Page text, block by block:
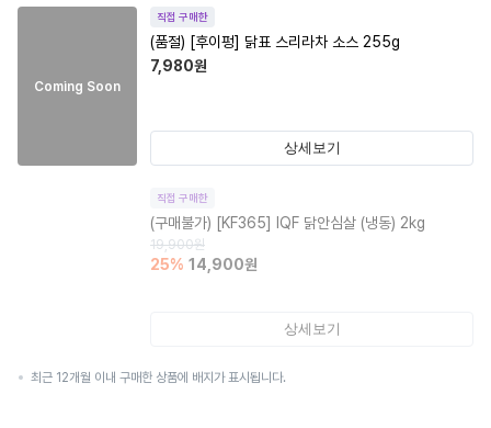
Coming Soon
직접 구매한
(품절) [후이펑] 닭표 스리라차 소스 255g
7,980원
상세보기
직접 구매한
(구매불가) [KF365] IQF 닭안심살 (냉동) 2kg
19,900원
25% 14,900원
상세보기
최근 12개월 이내 구매한 상품에 배지가 표시됩니다.